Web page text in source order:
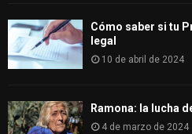
Cómo saber si tu
legal
10 de abril de 2024
Ramona: la lucha
4 de marzo de 2024